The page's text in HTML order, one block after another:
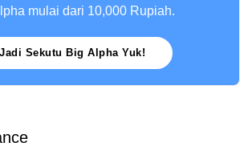
mulai dari 10,000 Rupiah.
Jadi Sekutu Big Alpha Yuk!